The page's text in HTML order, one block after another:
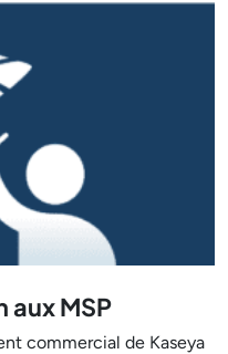
aux MSP
commercial de Kaseya